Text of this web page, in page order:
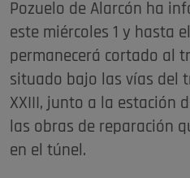
Pozuelo de Alarcón ha
este miércoles 1 y hasta
permanecerá cortado al
situado bajo las vías del
XXIII, junto a la estación
las obras de reparación
en el túnel.